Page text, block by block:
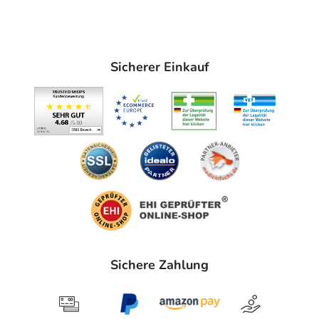
Strafft die Augenkontur und mildert Fältchen, sowie
Augenringe
Mit Sofort-Kühl-Effekt* durch angenehmen
*Metallapplikator
Kann die körpereigene Neubildung von Kollagen
Ideal bei geschwollenen, müden Augen
Olivenöl, sowie Koffein und Panthenol
Anwendung
Sicherer Einkauf
Sichere Zahlung